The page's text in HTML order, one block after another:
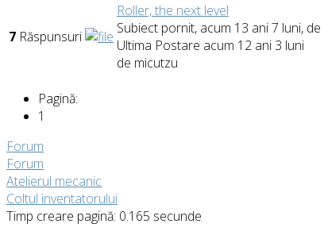
7 Răspunsuri
Roller, the next level
Subiect pornit, acum 13 ani 7 luni, de
Ultima Postare acum 12 ani 3 luni
de micutzu
Pagină:
1
Forum
Forum
Atelierul mecanic
Coltul inventatorului
Timp creare pagină: 0.165 secunde